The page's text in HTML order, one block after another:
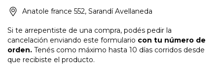
Anatole france 552, Sarandí Avellaneda
Si te arrepentiste de una compra, podés pedir la
cancelación enviando este formulario con tu número de
orden. Tenés como máximo hasta 10 días corridos desde
que recibiste el producto.